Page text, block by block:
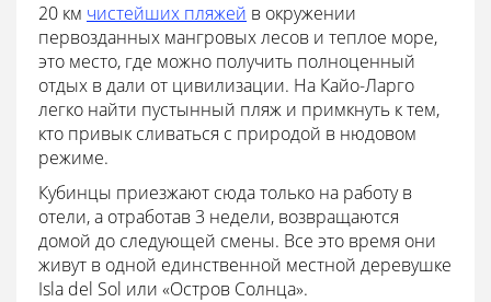
20 км чистейших пляжей в окружении
первозданных мангровых лесов и теплое море,
это место, где можно получить полноценный
отдых в дали от цивилизации. На Кайо-Ларго
легко найти пустынный пляж и примкнуть к тем,
кто привык сливаться с природой в нюдовом
режиме.
Кубинцы приезжают сюда только на работу в
отели, а отработав 3 недели, возвращаются
домой до следующей смены. Все это время они
живут в одной единственной местной деревушке
Isla del Sol или «Остров Солнца».